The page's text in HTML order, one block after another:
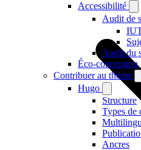
Accessibilité
Audit de
Audit du
Éco-conception
Contribuer au thème
Hugo
Structure
Types de
Ancres